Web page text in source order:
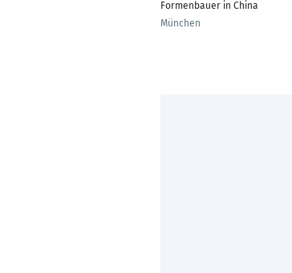
Formenbauer in China
München